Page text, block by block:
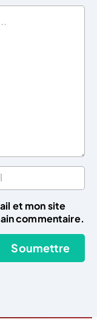
et mon site
commentaire.